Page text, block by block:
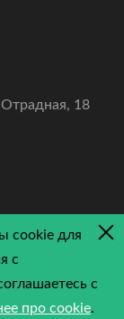
18
cookie для
с
с
про cookie.